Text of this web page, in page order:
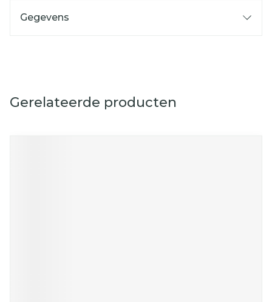
Gegevens
Gerelateerde producten